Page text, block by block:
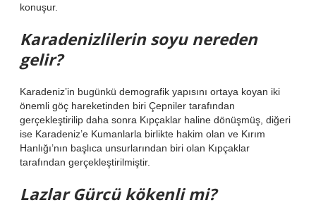
konuşur.
Karadenizlilerin soyu nereden
gelir?
Karadeniz’in bugünkü demografik yapısını ortaya koyan iki
önemli göç hareketinden biri Çepniler tarafından
gerçekleştirilip daha sonra Kıpçaklar haline dönüşmüş, diğeri
ise Karadeniz’e Kumanlarla birlikte hakim olan ve Kırım
Hanlığı’nın başlıca unsurlarından biri olan Kıpçaklar
tarafından gerçekleştirilmiştir.
Lazlar Gürcü kökenli mi?